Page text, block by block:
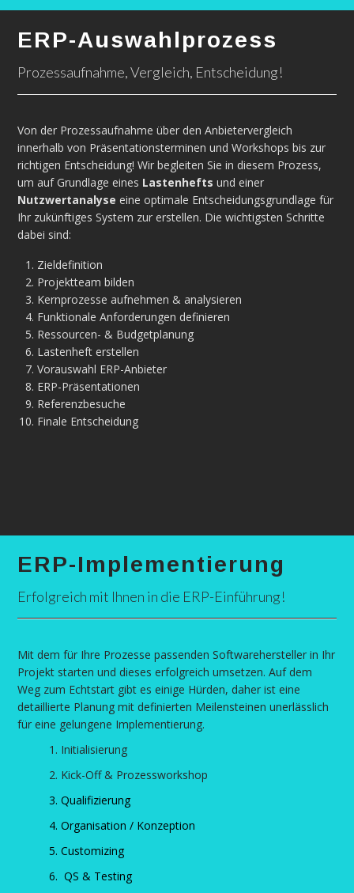
ERP-Auswahlprozess
Prozessaufnahme, Vergleich, Entscheidung!
Von der Prozessaufnahme über den Anbietervergleich
innerhalb von Präsentationsterminen und Workshops bis zur
richtigen Entscheidung! Wir begleiten Sie in diesem Prozess,
um auf Grundlage eines Lastenhefts und einer
Nutzwertanalyse eine optimale Entscheidungsgrundlage für
Ihr zukünftiges System zur erstellen. Die wichtigsten Schritte
dabei sind:
Zieldefinition
Projektteam bilden
Kernprozesse aufnehmen & analysieren
Funktionale Anforderungen definieren
Ressourcen- & Budgetplanung
Lastenheft erstellen
Vorauswahl ERP-Anbieter
ERP-Präsentationen
Referenzbesuche
Finale Entscheidung
ERP-Implementierung
Erfolgreich mit Ihnen in die ERP-Einführung!
Mit dem für Ihre Prozesse passenden Softwarehersteller in Ihr
Projekt starten und dieses erfolgreich umsetzen. Auf dem
Weg zum Echtstart gibt es einige Hürden, daher ist eine
detaillierte Planung mit definierten Meilensteinen unerlässlich
für eine gelungene Implementierung.
1. Initialisierung
2. Kick-Off & Prozessworkshop
3. Qualifizierung
4. Organisation / Konzeption
5. Customizing
6. QS & Testing